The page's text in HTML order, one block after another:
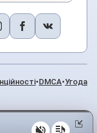
•DMCA•Угода